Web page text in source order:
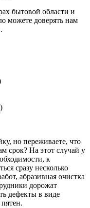
бытовой области и
можете доверять нам
но переживаете, что
срок? На этот случай у
к
сразу несколько
абразивная очистка
дорожат
дефекты в виде